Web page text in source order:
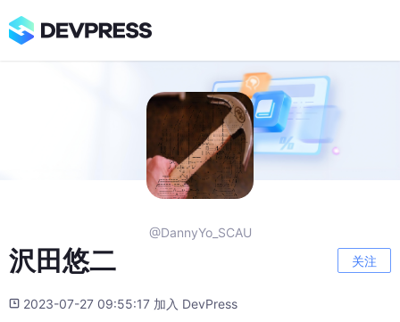
@DannyYo_SCAU
沢田悠二 关注
2023-07-27 09:55:17 加入 DevPress